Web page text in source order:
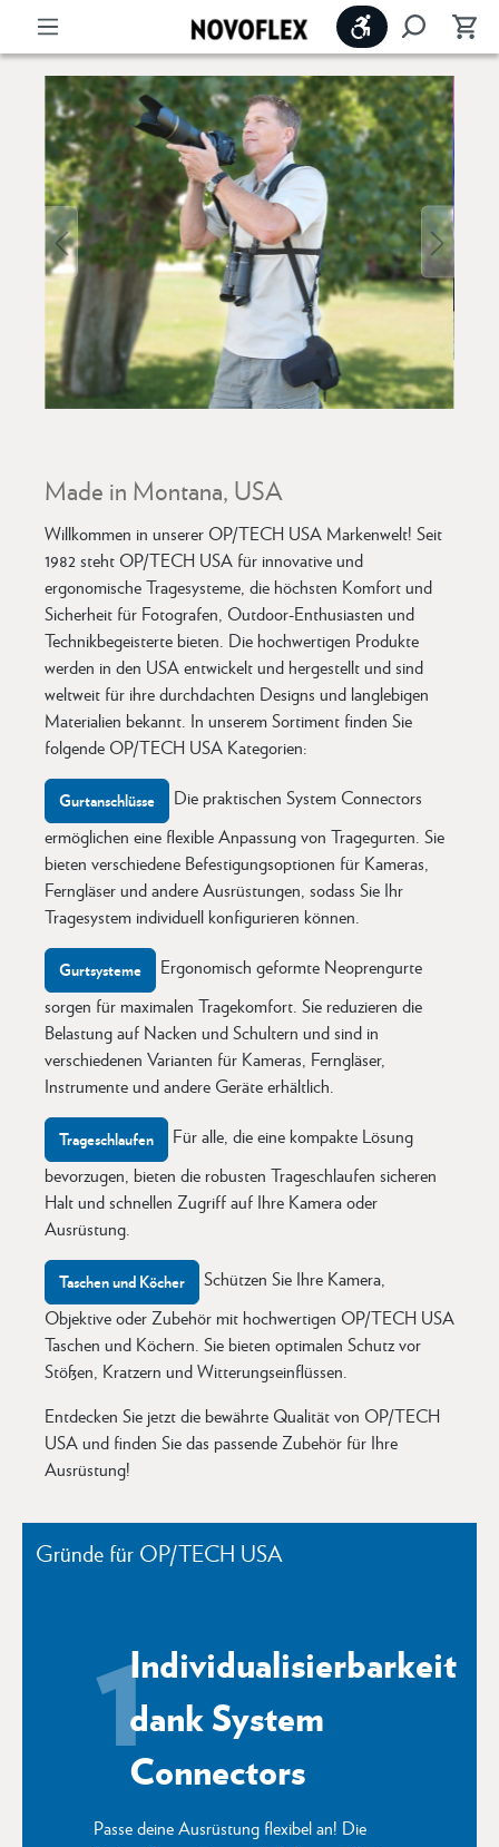
Werkzeugleiste
Made in Montana, USA
Willkommen in unserer OP/TECH USA Markenwelt! Seit
1982 steht OP/TECH USA für innovative und
ergonomische Tragesysteme, die höchsten Komfort und
Sicherheit für Fotografen, Outdoor-Enthusiasten und
Technikbegeisterte bieten. Die hochwertigen Produkte
werden in den USA entwickelt und hergestellt und sind
weltweit für ihre durchdachten Designs und langlebigen
Materialien bekannt. In unserem Sortiment finden Sie
folgende OP/TECH USA Kategorien:
Gurtanschlüsse
Die praktischen System Connectors
ermöglichen eine flexible Anpassung von Tragegurten. Sie
bieten verschiedene Befestigungsoptionen für Kameras,
Ferngläser und andere Ausrüstungen, sodass Sie Ihr
Tragesystem individuell konfigurieren können.
Gurtsysteme
Ergonomisch geformte Neoprengurte
sorgen für maximalen Tragekomfort. Sie reduzieren die
Belastung auf Nacken und Schultern und sind in
verschiedenen Varianten für Kameras, Ferngläser,
Instrumente und andere Geräte erhältlich.
Trageschlaufen
Für alle, die eine kompakte Lösung
bevorzugen, bieten die robusten Trageschlaufen sicheren
Halt und schnellen Zugriff auf Ihre Kamera oder
Ausrüstung.
Taschen und Köcher
Schützen Sie Ihre Kamera,
Objektive oder Zubehör mit hochwertigen OP/TECH USA
Taschen und Köchern. Sie bieten optimalen Schutz vor
Stößen, Kratzern und Witterungseinflüssen.
Entdecken Sie jetzt die bewährte Qualität von OP/TECH
USA und finden Sie das passende Zubehör für Ihre
Ausrüstung!
Gründe für OP/TECH USA
1Individualisierbarkeit
dank System
Connectors
Passe deine Ausrüstung flexibel an! Die